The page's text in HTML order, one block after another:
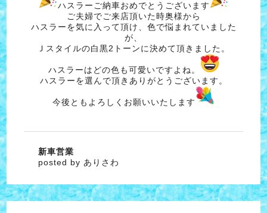
ハスラーご納車おめでとうございます
ご夫婦でご来店頂いた時奥様から
ハスラーを気に入って頂け、色で悩まれていました
が、
Ｊスタイルの白黒2トーンに決めて頂きました。
ハスラーはどの色も可愛いですよね。
ハスラーを選んで頂きありがとうございます。
今後ともよろしくお願いいたします
新車営業
posted by ありさわ